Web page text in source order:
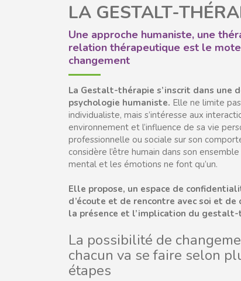
LA GESTALT-
Une approche humaniste, une
relation thérapeutique est le
changement
La Gestalt-thérapie s’inscrit dans une
psychologie humaniste. Elle ne limite
individualiste, mais s’intéresse aux
environnement et l’influence de sa vie
professionnelle ou sociale sur son
considère l’être humain dans son
mental et les émotions ne font qu’un.
Elle propose, un espace de
d’écoute et de rencontre avec soi et de
la présence et l’implication du
La possibilité de
chacun va se faire selon
étapes